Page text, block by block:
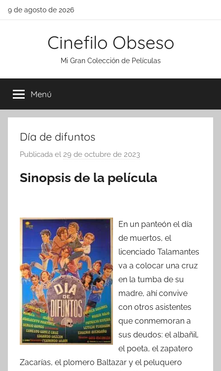
Saltar
9 de agosto de 2026
Cinefilo Obseso
Mi Gran Colección de Películas
Menú
Día de difuntos
Publicada el 29 de octubre de 2023
r
Sinopsis de la película
En un panteón el día
de muertos, el
licenciado Talamantes
va a colocar una cruz
en la tumba de su
madre, ahí convive
con otros asistentes
que conmemoran a
sus deudos: el albañil,
el poeta, el zapatero
Zacarías, el plomero Baltazar y el peluquero